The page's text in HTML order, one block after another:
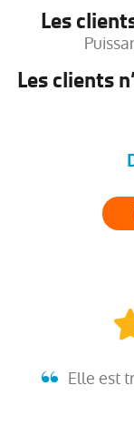
Les
Les clients
Elle est